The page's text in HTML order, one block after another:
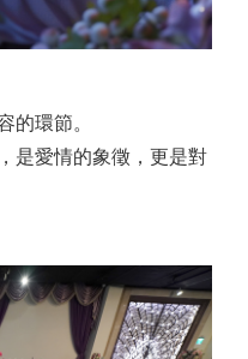
的環節。
是愛情的象徵，更是對